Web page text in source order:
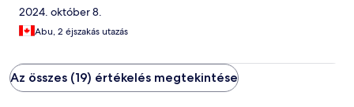
2024. október 8.
Abu, 2 éjszakás utazás
Az összes (19) értékelés megtekintése